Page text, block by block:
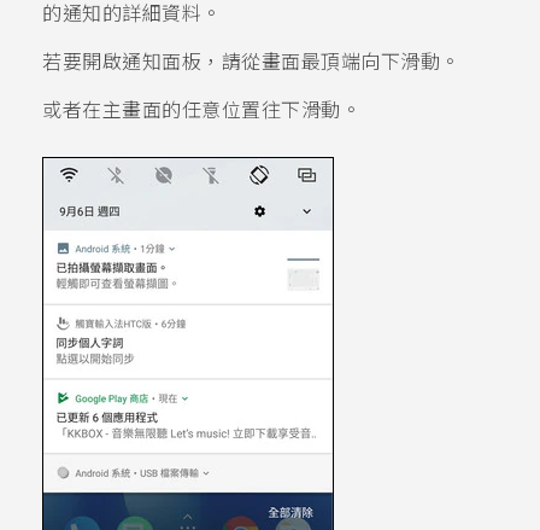
的通知的詳細資料。
若要開啟通知面板，請從畫面最頂端向下滑動。
或者在主畫面的任意位置往下滑動。